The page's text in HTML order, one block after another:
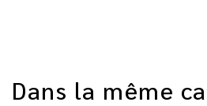
Dans la même